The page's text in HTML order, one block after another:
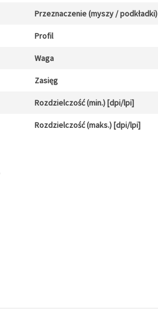
Przeznaczenie (myszy / podkładki)
Profil
Waga
Zasięg
Rozdzielczość (min.) [dpi/lpi]
Rozdzielczość (maks.) [dpi/lpi]